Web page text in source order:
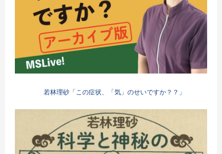
若林理砂「この症状、「気」のせいですか？？」